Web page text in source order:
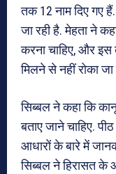
तक 12 नाम दिए गए
जा रही है. मेहता ने
करना चाहिए, और इस
मिलने से नहीं रोका जा
सिब्बल ने कहा कि
बताए जाने चाहिए.
आधारों के बारे में
सिब्बल ने हिरासत के